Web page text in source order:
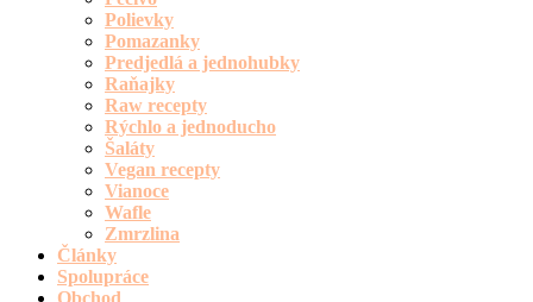
Polievky
Pomazanky
Predjedlá a jednohubky
Raňajky
Raw recepty
Rýchlo a jednoducho
Šaláty
Vegan recepty
Vianoce
Wafle
Zmrzlina
Články
Spolupráce
Obchod